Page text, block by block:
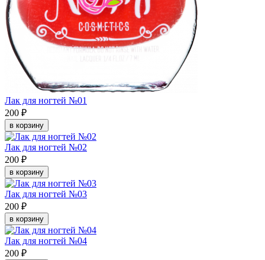
Лак для ногтей №01
200 ₽
в корзину
Лак для ногтей №02
200 ₽
в корзину
Лак для ногтей №03
200 ₽
в корзину
Лак для ногтей №04
200 ₽